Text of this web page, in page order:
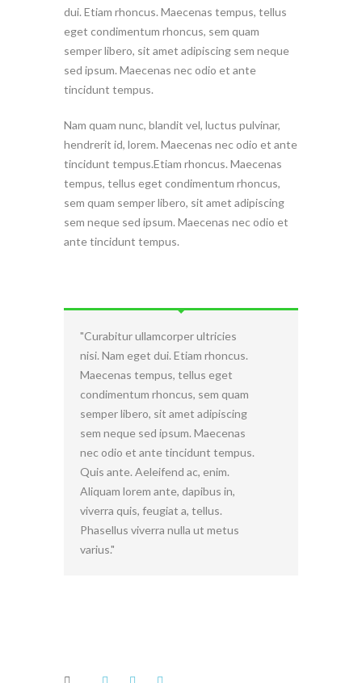
dui. Etiam rhoncus. Maecenas tempus, tellus
eget condimentum rhoncus, sem quam
semper libero, sit amet adipiscing sem neque
sed ipsum. Maecenas nec odio et ante
tincidunt tempus.
Nam quam nunc, blandit vel, luctus pulvinar,
hendrerit id, lorem. Maecenas nec odio et ante
tincidunt tempus.Etiam rhoncus. Maecenas
tempus, tellus eget condimentum rhoncus,
sem quam semper libero, sit amet adipiscing
sem neque sed ipsum. Maecenas nec odio et
ante tincidunt tempus.
Curabitur ullamcorper ultricies
nisi. Nam eget dui. Etiam rhoncus.
Maecenas tempus, tellus eget
condimentum rhoncus, sem quam
semper libero, sit amet adipiscing
sem neque sed ipsum. Maecenas
nec odio et ante tincidunt tempus.
Quis ante. Aeleifend ac, enim.
Aliquam lorem ante, dapibus in,
viverra quis, feugiat a, tellus.
Phasellus viverra nulla ut metus
varius.